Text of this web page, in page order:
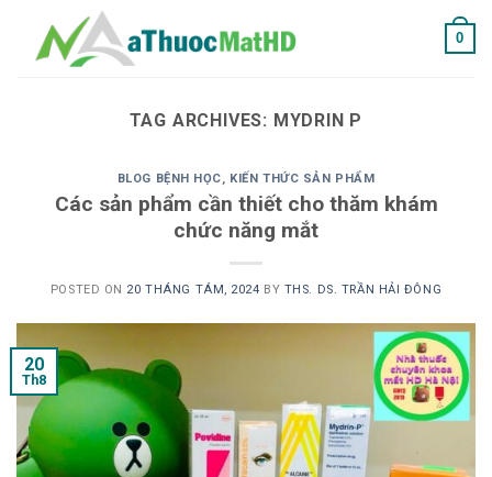
content
0
TAG ARCHIVES: MYDRIN P
BLOG BỆNH HỌC, KIẾN THỨC SẢN PHẨM
Các sản phẩm cần thiết cho thăm khám
chức năng mắt
POSTED ON 20 THÁNG TÁM, 2024 BY THS. DS. TRẦN HẢI ĐÔNG
20
Th8